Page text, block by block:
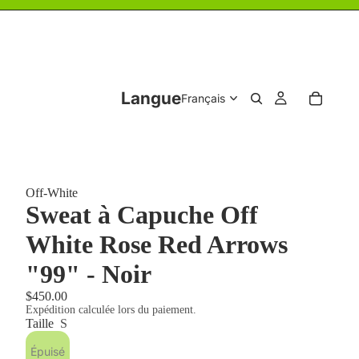
Langue
Off-White
Sweat à Capuche Off
White Rose Red Arrows
"99" - Noir
$450.00
Expédition calculée lors du paiement.
Taille S
Épuisé